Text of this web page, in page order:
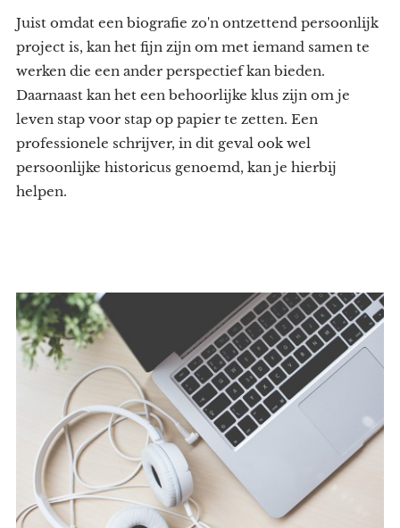
Juist omdat een biografie zo'n ontzettend persoonlijk
project is, kan het fijn zijn om met iemand samen te
werken die een ander perspectief kan bieden.
Daarnaast kan het een behoorlijke klus zijn om je
leven stap voor stap op papier te zetten. Een
professionele schrijver, in dit geval ook wel
persoonlijke historicus genoemd, kan je hierbij
helpen.